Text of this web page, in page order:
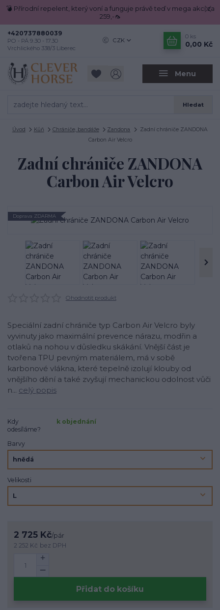
💣 Přírodní repelent, který voní a funguje právě teď v mega akci za
259,-🦟
Menu
CZK
Hledat
+420737880039
PO - PÁ 9.30 - 17.30
Vrchlického 338/3 Liberec
0 ks
0,00 Kč
Úvod Kůň Chrániče, bandáže Zandona
Zadní chrániče ZANDONA
Carbon Air Velcro
Zadní chrániče ZANDONA
Carbon Air Velcro
Doprava ZDARMA
Ohodnotit produkt
Speciální zadní chrániče typ Carbon Air Velcro byly
vyvinuty jako maximální prevence nárazu, modřin a
otlaků na nohou v důsledku skákání. Vnější část je
tvořena TPU pevným materiálem, má v sobě
karbonové vlákna, které tepelně izolují klouby od
vnějšího dění a také zvyšují mechanickou odolnost vůči
n... celý popis
Kdy
odesíláme?
k objednání
Barvy
Velikosti
2 725 Kč/pár
2 252 Kč bez DPH
Přidat do košíku